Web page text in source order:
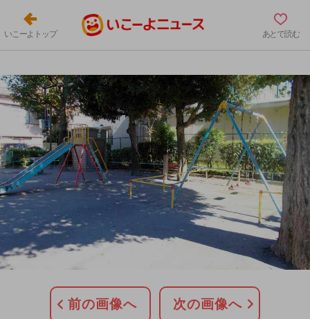
いこーよトップ あとで読む
前の画像へ 次の画像へ